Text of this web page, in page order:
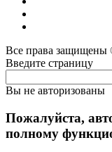
Все права защищены
Введите страницу
Вы не авторизованы
Пожалуйста,
полному